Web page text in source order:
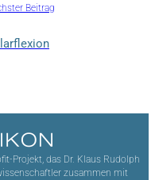
Beitrag
Projekt, das Dr. Klaus Rudolph
zusammen mit